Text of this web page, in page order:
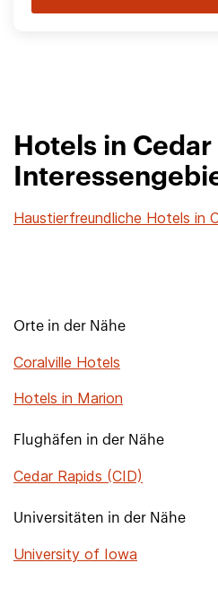
Hotels in
Haustierfreundliche Hotels in
Orte in der Nähe
Coralville Hotels
Hotels in Marion
Flughäfen in der Nähe
Cedar Rapids (CID)
Universitäten in der Nähe
University of Iowa